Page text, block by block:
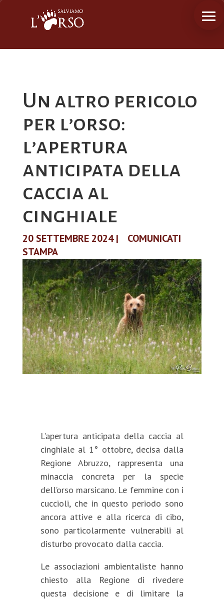
Un altro pericolo
per l’orso:
l’apertura
anticipata della
caccia al
cinghiale
20 SETTEMBRE 2024|
COMUNICATI
STAMPA
L’apertura anticipata della caccia al
cinghiale al 1° ottobre, decisa dalla
Regione Abruzzo, rappresenta una
minaccia concreta per la specie
dell’orso marsicano. Le femmine con i
cuccioli, che in questo periodo sono
ancora attive e alla ricerca di cibo,
sono particolarmente vulnerabili al
disturbo provocato dalla caccia.
Le associazioni ambientaliste hanno
chiesto alla Regione di rivedere
questa decisione e di limitare la